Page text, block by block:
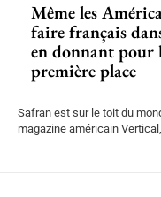
Même les
faire français
en donnant pour
première place
Safran est sur le toit du monde des
magazine américain